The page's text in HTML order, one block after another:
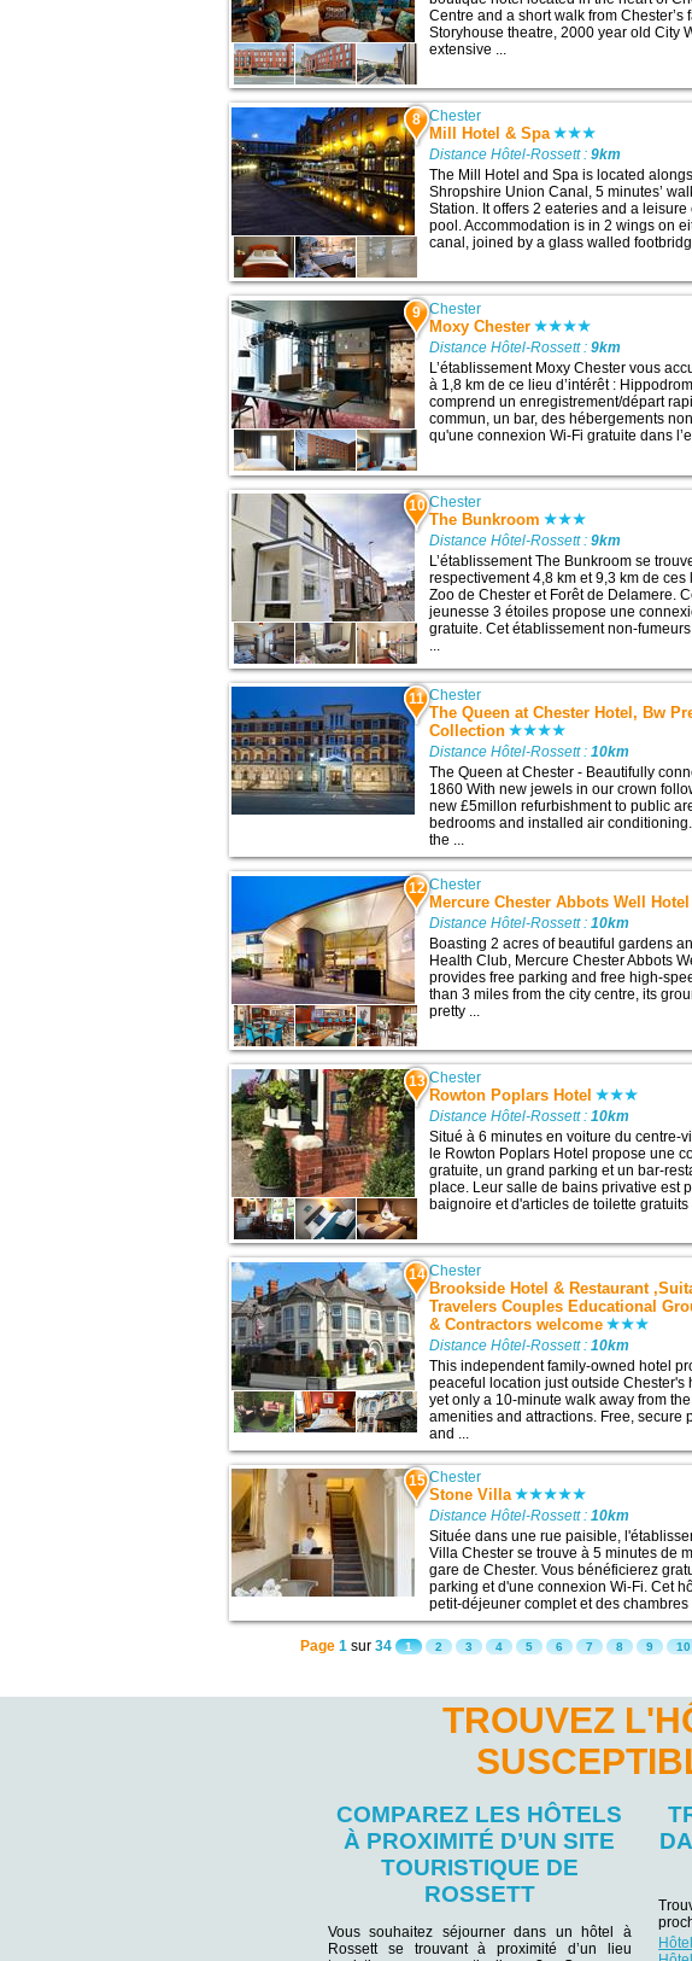
Centre and a short walk from Chester’s
Storyhouse theatre, 2000 year old City
extensive ...
8 Chester
Mill Hotel & Spa
Distance Hôtel-Rossett :9km
The Mill Hotel and Spa is located
Shropshire Union Canal, 5 minutes’
Station. It offers 2 eateries and a leisure
pool. Accommodation is in 2 wings on
canal, joined by a glass walled
9 Chester
Moxy Chester
Distance Hôtel-Rossett :9km
L’établissement Moxy Chester vous
à 1,8 km de ce lieu d’intérêt :
comprend un enregistrement/départ
commun, un bar, des hébergements
qu'une connexion Wi-Fi gratuite dans
10 Chester
The Bunkroom
Distance Hôtel-Rossett :9km
L’établissement The Bunkroom se
respectivement 4,8 km et 9,3 km de ces
Zoo de Chester et Forêt de Delamere.
jeunesse 3 étoiles propose une
gratuite. Cet établissement non-
...
11 Chester
The Queen at Chester Hotel, Bw
Collection
Distance Hôtel-Rossett :10km
The Queen at Chester - Beautifully
1860 With new jewels in our crown
new £5millon refurbishment to public
bedrooms and installed air
the ...
12 Chester
Mercure Chester Abbots Well Hotel
Distance Hôtel-Rossett :10km
Boasting 2 acres of beautiful gardens
Health Club, Mercure Chester Abbots
provides free parking and free high-
than 3 miles from the city centre, its
pretty ...
13 Chester
Rowton Poplars Hotel
Distance Hôtel-Rossett :10km
Situé à 6 minutes en voiture du centre-
le Rowton Poplars Hotel propose une
gratuite, un grand parking et un bar-
place. Leur salle de bains privative est
baignoire et d'articles de toilette gratuits
14 Chester
Brookside Hotel & Restaurant
Travelers Couples Educational
& Contractors welcome
Distance Hôtel-Rossett :10km
This independent family-owned hotel
peaceful location just outside Chester's
yet only a 10-minute walk away from the
amenities and attractions. Free, secure
and ...
15 Chester
Stone Villa
Distance Hôtel-Rossett :10km
Située dans une rue paisible,
Villa Chester se trouve à 5 minutes de
gare de Chester. Vous bénéficierez
parking et d'une connexion Wi-Fi. Cet
petit-déjeuner complet et des chambres
Page 1 sur34 1 2 3 4 5 6 7 8 9 10
TROUVEZ
COMPAREZ LES HÔTELS
À PROXIMITÉ D’UN SITE
TOURISTIQUE DE
ROSSETT
Vous souhaitez séjourner dans un hôtel à
Rossett se trouvant à proximité d’un lieu